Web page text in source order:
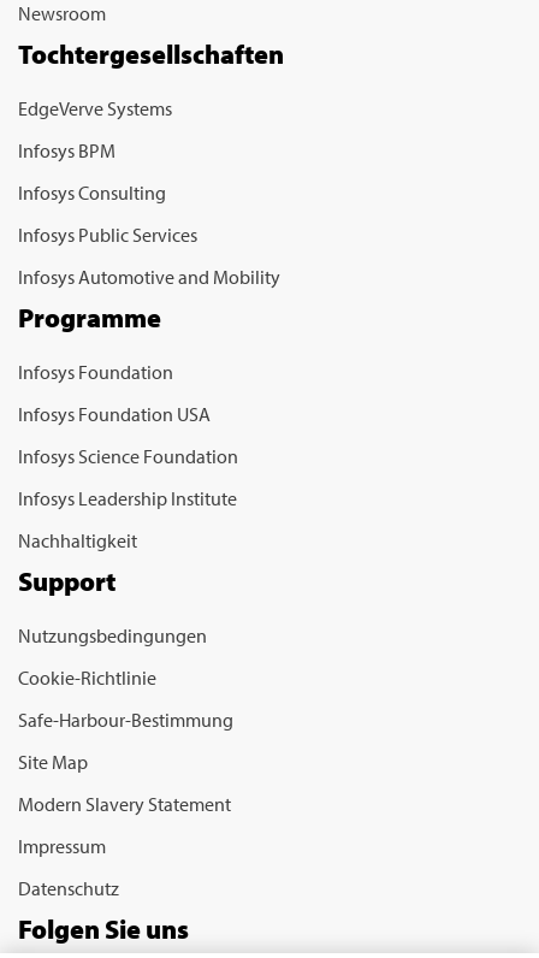
Newsroom
Tochtergesellschaften
EdgeVerve Systems
Infosys BPM
Infosys Consulting
Infosys Public Services
Infosys Automotive and Mobility
Programme
Infosys Foundation
Infosys Foundation USA
Infosys Science Foundation
Infosys Leadership Institute
Nachhaltigkeit
Support
Nutzungsbedingungen
Cookie-Richtlinie
Safe-Harbour-Bestimmung
Site Map
Modern Slavery Statement
Impressum
Datenschutz
Folgen Sie uns